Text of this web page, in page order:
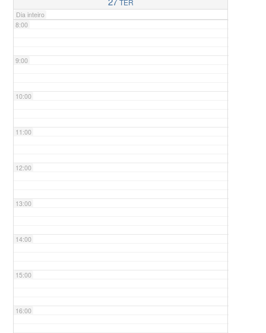
Dia inteiro
8:00
9:00
10:00
11:00
12:00
13:00
14:00
15:00
16:00